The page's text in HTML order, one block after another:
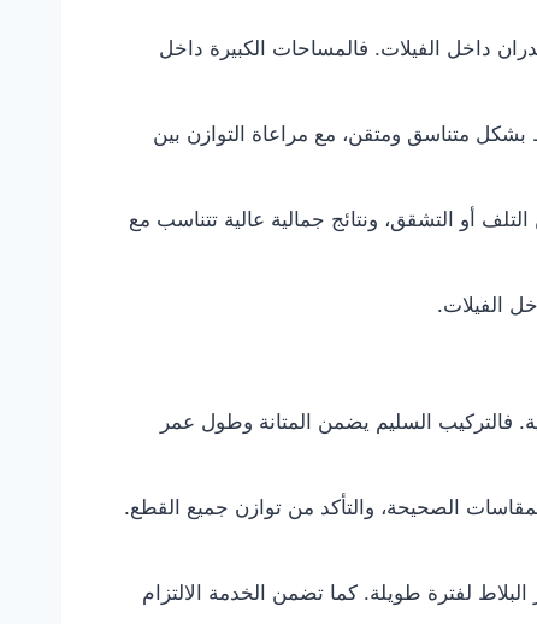
داخل الفيلات. فالمساحات الكبيرة داخل
متناسق ومتقن، مع مراعاة التوازن بين
أو التشقق، ونتائج جمالية عالية تتناسب مع
الفيلات.
فالتركيب السليم يضمن المتانة وطول عمر
الصحيحة، والتأكد من توازن جميع القطع.
لفترة طويلة. كما تضمن الخدمة الالتزام